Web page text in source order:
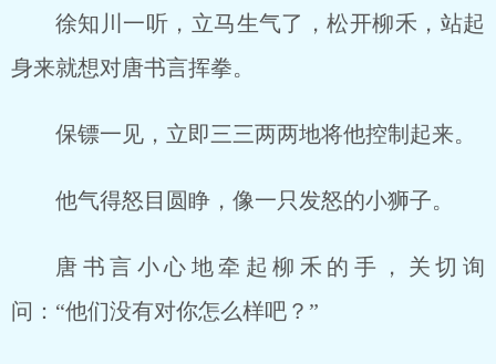
徐知川一听，立马生气了，松开柳禾，站起
身来就想对唐书言挥拳。
保镖一见，立即三三两两地将他控制起来。
他气得怒目圆睁，像一只发怒的小狮子。
唐书言小心地牵起柳禾的手，关切询
问：“他们没有对你怎么样吧？”